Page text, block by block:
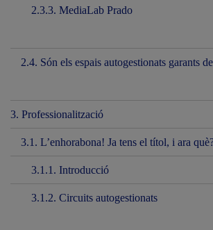
2.3.3. MediaLab Prado
2.4. Són els espais autogestionats garants
3. Professionalització
3.1. L’enhorabona! Ja tens el títol, i ara
3.1.1. Introducció
3.1.2. Circuits autogestionats